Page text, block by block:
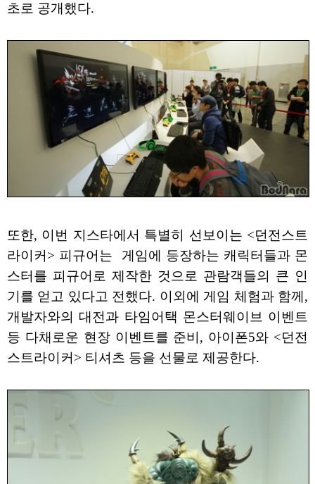
초로 공개했다.
또한, 이번 지스타에서 특별히 선보이는 <던전스트
라이커> 피규어는 게임에 등장하는 캐릭터들과 몬
스터를 피규어로 제작한 것으로 관람객들의 큰 인
기를 얻고 있다고 전했다. 이외에 게임 체험과 함께,
개발자와의 대전과 타임어택 몬스터웨이브 이벤트
등 다채로운 현장 이벤트를 준비, 아이폰5와 <던전
스트라이커> 티셔츠 등을 선물로 제공한다.